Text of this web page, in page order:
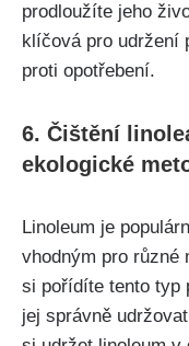
prodloužíte jeho
klíčová pro udržení
proti opotřebení.
6. Čištění
ekologické
Linoleum je
vhodným pro různé
si pořídíte tento typ
jej správně